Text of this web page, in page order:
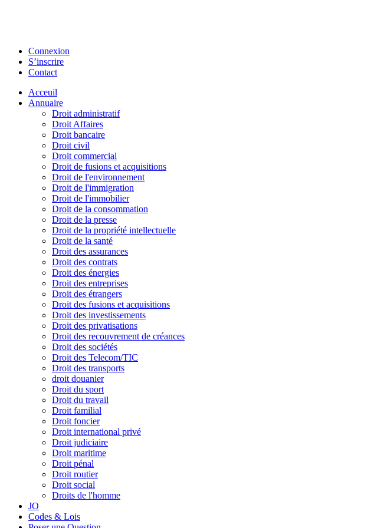
Connexion
S’inscrire
Contact
Acceuil
Annuaire
Droit administratif
Droit Affaires
Droit bancaire
Droit civil
Droit commercial
Droit de fusions et acquisitions
Droit de l'environnement
Droit de l'immigration
Droit de l'immobilier
Droit de la consommation
Droit de la presse
Droit de la propriété intellectuelle
Droit de la santé
Droit des assurances
Droit des contrats
Droit des énergies
Droit des entreprises
Droit des étrangers
Droit des fusions et acquisitions
Droit des investissements
Droit des privatisations
Droit des recouvrement de créances
Droit des sociétés
Droit des Telecom/TIC
Droit des transports
droit douanier
Droit du sport
Droit du travail
Droit familial
Droit foncier
Droit international privé
Droit judiciaire
Droit maritime
Droit pénal
Droit routier
Droit social
Droits de l'homme
JO
Codes & Lois